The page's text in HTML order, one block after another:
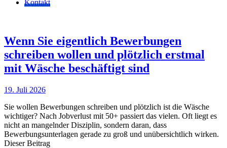
Kontakt
Wenn Sie eigentlich Bewerbungen
schreiben wollen und plötzlich erstmal
mit Wäsche beschäftigt sind
19. Juli 2026
Sie wollen Bewerbungen schreiben und plötzlich ist die Wäsche
wichtiger? Nach Jobverlust mit 50+ passiert das vielen. Oft liegt es
nicht an mangelnder Disziplin, sondern daran, dass
Bewerbungsunterlagen gerade zu groß und unübersichtlich wirken.
Dieser Beitrag